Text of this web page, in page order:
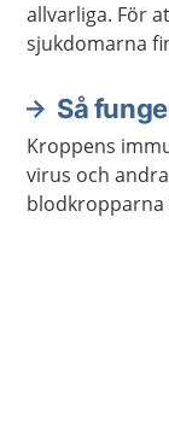
allvarliga. För
sjukdomarna
Så
Kroppens
virus och